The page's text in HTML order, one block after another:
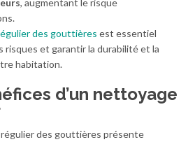
des gouttières est essentiel
risques et garantir la durabilité et la
habitation.
d’un nettoyage
des gouttières présente